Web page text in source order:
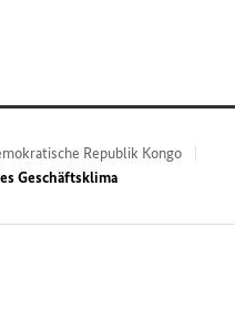
Republik Kongo
Geschäftsklima